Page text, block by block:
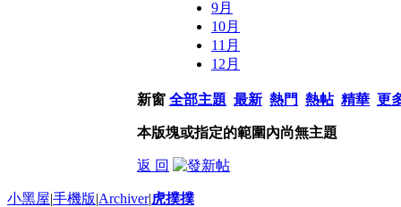
9月
10月
11月
12月
新窗 全部主題 最新 熱門 熱帖 精華 更
本版塊或指定的範圍內尚無主題
返 回
小黑屋|手機版|Archiver|虎撲撲